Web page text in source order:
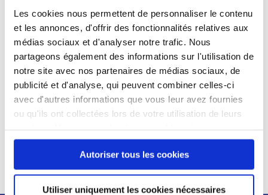
Les cookies nous permettent de personnaliser le contenu
et les annonces, d'offrir des fonctionnalités relatives aux
médias sociaux et d'analyser notre trafic. Nous
partageons également des informations sur l'utilisation de
notre site avec nos partenaires de médias sociaux, de
publicité et d'analyse, qui peuvent combiner celles-ci
avec d'autres informations que vous leur avez fournies
ou qu'ils ont collectées lors de votre utilisation de leurs
continuez à utiliser notre site Web.
Autoriser tous les cookies
Utiliser uniquement les cookies nécessaires
Profil recherché :
Expérience :
Processus
de
recrutement